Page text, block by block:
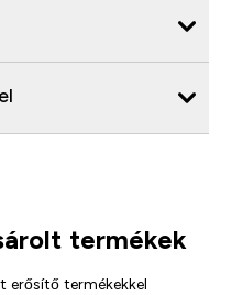
termékek
erősítő termékekkel